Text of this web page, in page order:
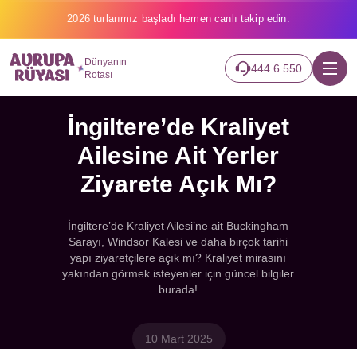
2026 turlarımız başladı hemen canlı takip edin.
Dünyanın
Rotası
444 6 550
İngiltere’de Kraliyet
Ailesine Ait Yerler
Ziyarete Açık Mı?
İngiltere’de Kraliyet Ailesi’ne ait Buckingham
Sarayı, Windsor Kalesi ve daha birçok tarihi
yapı ziyaretçilere açık mı? Kraliyet mirasını
yakından görmek isteyenler için güncel bilgiler
burada!
10 Mart 2025